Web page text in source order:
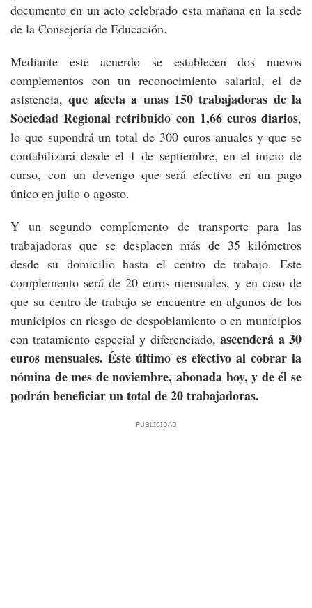
documento en un acto celebrado esta mañana en la sede
de la Consejería de Educación.
Mediante este acuerdo se establecen dos nuevos
complementos con un reconocimiento salarial, el de
asistencia,que afecta a unas 150 trabajadoras de la
Sociedad Regional retribuido con 1,66 euros diarios,
lo que supondrá un total de 300 euros anuales y que se
contabilizará desde el 1 de septiembre, en el inicio de
curso, con un devengo que será efectivo en un pago
único en julio o agosto.
Y un segundo complemento de transporte para las
trabajadoras que se desplacen más de 35 kilómetros
desde su domicilio hasta el centro de trabajo. Este
complemento será de 20 euros mensuales, y en caso de
que su centro de trabajo se encuentre en algunos de los
municipios en riesgo de despoblamiento o en municipios
con tratamiento especial y diferenciado,ascenderá a 30
euros mensuales. Éste último es efectivo al cobrar la
nómina de mes de noviembre, abonada hoy, y de él se
podrán beneficiar un total de 20 trabajadoras.